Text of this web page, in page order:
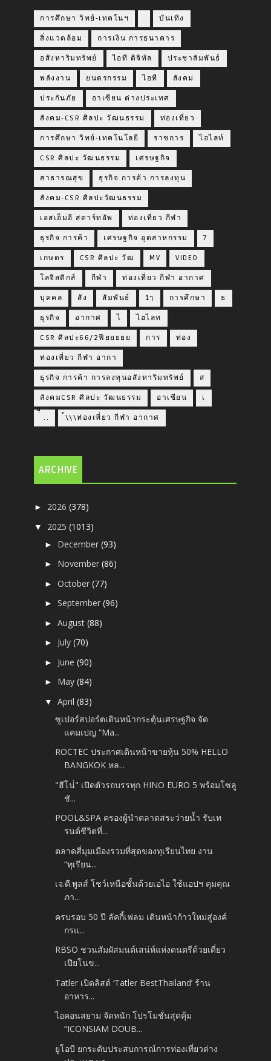
การศึกษา วิทย์-เทคโนฯ บันเทิง
สิ่งแวดล้อม การเงิน การธนาคาร
อสังหาริมทรัพย์ ไอที ดิจิทัล ประชาสัมพันธ์
พลังงาน ยนตรกรรม ไอที สังคม
ประกันภัย อาเซียน ต่างประเทศ
สังคม-CSR ศิลปะ วัฒนธรรม ท่องเที่ยว
การศึกษา วิทย์-เทคโนโลยี ราชการ ไฮไลท์
CSR ศิลปะ วัฒนธรรม เศรษฐกิจ
สาธารณสุข ธุรกิจ การค้า การลงทุน
สังคม-CSR ศิลปะวัฒนธรรม
เอสเอ็มอี สตาร์ทอัพ ท่องเที่ยว กีฬา
ธุรกิจ การค้า เศรษฐกิจ อุตสาหกรรม 7
เกษตร CSR ศิลปะ วัฒ MV VIDEO
โลจิสติกส์ กีฬา ท่องเที่ยว กีฬา อากาศ
บุคคล สัง สัมพันธ์ 1ๅ การศึกษา ธ
ธุรกิจ อากาศ ไ ไฮไลท
CSR ศิลปะ66/2ฟียยยยย การ ท่อง
ท่องเที่ยว กีฬา อากา
ธุรกิจ การค้า การลงทุนอสังหาริมทรัพย์ ส
สังคมCSR ศิลปะ วัฒนธรรม อาเซียน เ
่่ื​ .. ้\\\ท่องเที่ยว กีฬา อากาศ
ARCHIVE
► 2026(378)
▼ 2025(1013)
► December(93)
► November(86)
►October(77)
►September(96)
►August(88)
► July(70)
► June(90)
► May(84)
▼April(83)
ซูเปอร์สปอร์ตเดินหน้ากระตุ้นเศรษฐกิจ จัด
แคมเปญ “Ma...
ROCTEC ประกาศเดินหน้าขายหุ้น 50% HELLO
BANGKOK หล...
"ฮีโน่่" เปิดตัวรถบรรทุก HINO EURO 5 พร้อมโซลู
ชั...
POOL&SPA ครองผู้นำตลาดสระว่ายน้ำ รับเท
รนด์ชีวิตที่...
ตลาดสี่มุมเมืองรวมที่สุดของทุเรียนไทย งาน
“ทุเรียน...
เจ.ดี.พูลส์ โชว์เหนือชั้นด้วยเอไอ ใช้แอปฯ คุมคุณ
ภา...
ครบรอบ 50 ปี ลัคกี้เฟลม เดินหน้าก้าวใหม่สู่องค์
กรแ...
RBSO ชวนสัมผัสมนต์เสน่ห์แห่งดนตรีด้วยเดี่ยว
เปียโนข...
Tatler เปิดลิสต์ ‘Tatler Best​Thailand’ ร้าน
อาหาร...
ไอคอนสยาม จัดหนัก โปรโมชั่นสุดคุ้ม
“ICONSIAM DOUB...
ยูโอบี ยกระดับประสบการณ์การท่องเที่ยวต่าง